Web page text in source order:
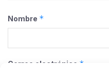
Nombre *
Correo electrónico *